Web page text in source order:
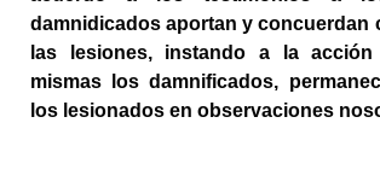
damnidicados aportan y concuerdan
las lesiones, instando a la
mismas los damnificados,
los lesionados en observaciones